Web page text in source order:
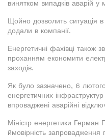
винятком випадків аварій
Щойно дозволить ситуація
додали в компанії.
Енергетичні фахівці також
проханням економити
заходів.
Як було зазначено, 6
енергетичних
впроваджені аварійні
Міністр енергетики
ймовірність запровадження